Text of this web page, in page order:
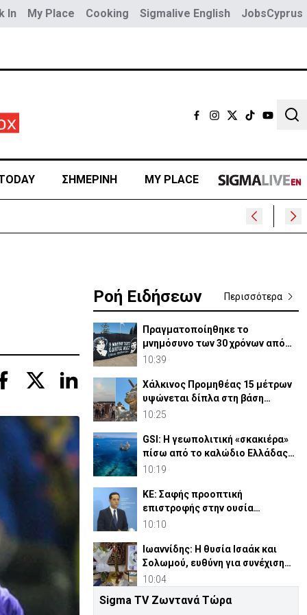
In My Place Cooking Sigmalive English JobsCyprus
ΣΗΜΕΡΙΝΗ MY PLACE
Ροή Ειδήσεων Περισσότερα
Πραγματοποίηθηκε το
μνημόσυνο των 30 χρόνων από
τις θυσίες Ισαάκ-Σολωμού (pic)
10:39
Χάλκινος Προμηθέας 15 μέτρων
υψώνεται δίπλα στη βάση
SpaceX του Έλον Μασκ
10:25
GSI: Η γεωπολιτική «σκακιέρα»
πίσω από το καλώδιο Ελλάδας–
Κύπρου–Ισραήλ
10:19
ΚΕ: Σαφής προοπτική
επιστροφής στην ουσία
Κυπριακού, η πρόθεση
10:10
Ιωαννίδης: Η θυσία Ισαάκ και
Σολωμού, ευθύνη για συνέχιση
αγώνα απελευθέρωσης
10:04
ΑΚΕΛ σε ΠτΔ: Το πάρτι των
Sigma TV Ζωντανά Τώρα